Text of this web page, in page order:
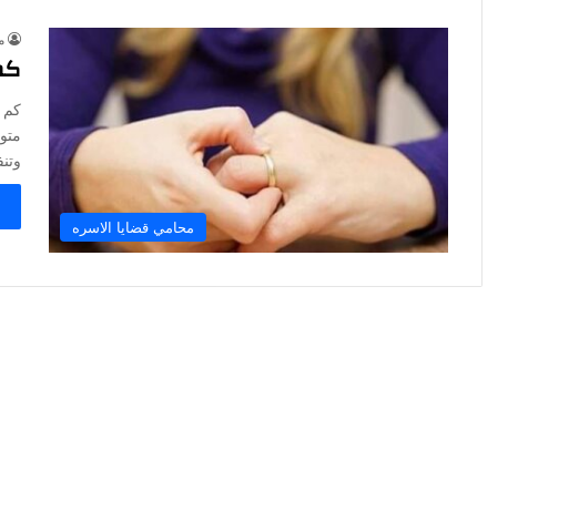
محامي قضايا الاسره
كم